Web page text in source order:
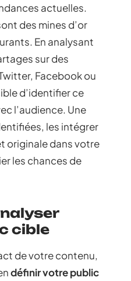
actuelles.
des mines d’or
En analysant
sur des
Facebook ou
d’identifier ce
l’audience. Une
les intégrer
originale dans votre
les chances de
cible
de votre contenu,
définir votre public